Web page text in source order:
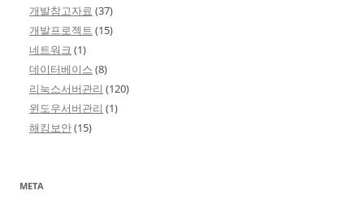
개발참고자료 (37)
개발프로젝트 (15)
네트워크 (1)
데이터베이스 (8)
리눅스서버관리 (120)
윈도우서버관리 (1)
해킹보안(15)
META